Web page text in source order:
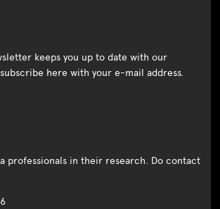
keeps you up to date with our
here with your e-mail address.
professionals in their research. Do contact